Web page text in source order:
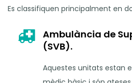
Es classifiquen principalment en
Ambulància de
(SVB).
Aquestes unitats estan